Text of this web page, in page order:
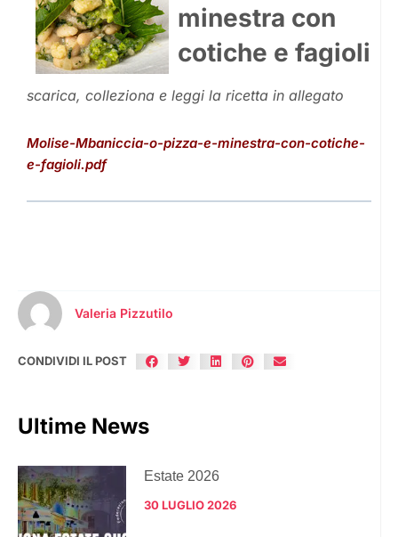
minestra con
cotiche e fagioli
scarica, colleziona e leggi la ricetta in allegato
Molise-Mbaniccia-o-pizza-e-minestra-con-cotiche-
e-fagioli.pdf
Valeria Pizzutilo
CONDIVIDI IL POST
Ultime News
Estate 2026
30 LUGLIO 2026